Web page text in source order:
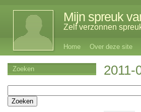
Mijn spreuk
Zelf verzonnen
Home Over deze site
2011-
Zoeken